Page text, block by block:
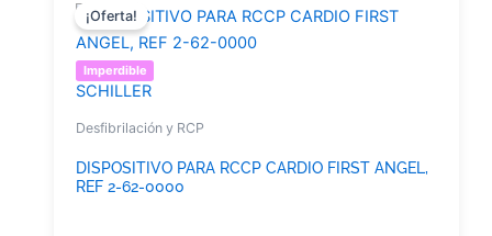
Imperdible
SCHILLER
¡Oferta!
Desfibrilación y RCP
DISPOSITIVO PARA RCCP CARDIO FIRST ANGEL,
REF 2-62-0000